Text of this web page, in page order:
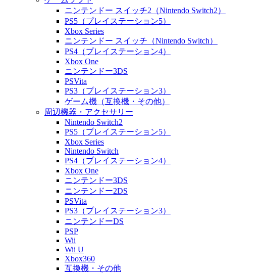
ニンテンドー スイッチ2（Nintendo Switch2）
PS5（プレイステーション5）
Xbox Series
ニンテンドー スイッチ（Nintendo Switch）
PS4（プレイステーション4）
Xbox One
ニンテンドー3DS
PSVita
PS3（プレイステーション3）
ゲーム機（互換機・その他）
周辺機器・アクセサリー
Nintendo Switch2
PS5（プレイステーション5）
Xbox Series
Nintendo Switch
PS4（プレイステーション4）
Xbox One
ニンテンドー3DS
ニンテンドー2DS
PSVita
PS3（プレイステーション3）
ニンテンドーDS
PSP
Wii
Wii U
Xbox360
互換機・その他